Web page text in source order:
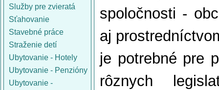
Služby pre zvieratá
Sťahovanie
Stavebné práce
Straženie detí
Ubytovanie - Hotely
Ubytovanie - Penzióny
Ubytovanie -
spoločnosti -
aj
je potrebné pre
rôznych